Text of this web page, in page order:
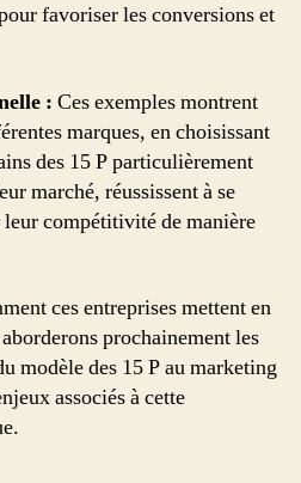
favoriser les conversions et
: Ces exemples montrent
marques, en choisissant
des 15 P particulièrement
marché, réussissent à se
compétitivité de manière
ces entreprises mettent en
prochainement les
modèle des 15 P au marketing
associés à cette